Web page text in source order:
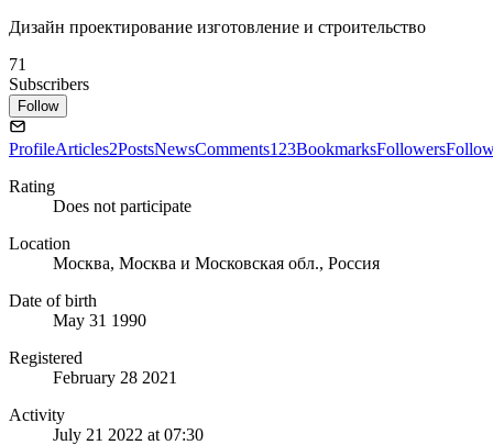
Дизайн проектирование изготовление и строительство
71
Subscribers
Follow
ProfileArticles2PostsNewsComments123BookmarksFollowers
Rating
Does not participate
Location
Москва, Москва и Московская обл., Россия
Date of birth
May 31 1990
Registered
February 28 2021
Activity
July 21 2022 at 07:30